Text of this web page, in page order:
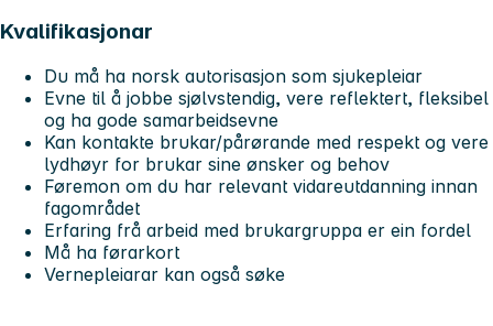
Kvalifikasjonar
Du må ha norsk autorisasjon som sjukepleiar
Evne til å jobbe sjølvstendig, vere reflektert, fleksibel
og ha gode samarbeidsevne
Kan kontakte brukar/pårørande med respekt og vere
lydhøyr for brukar sine ønsker og behov
Føremon om du har relevant vidareutdanning innan
fagområdet
Erfaring frå arbeid med brukargruppa er ein fordel
Må ha førarkort
Vernepleiarar kan også søke